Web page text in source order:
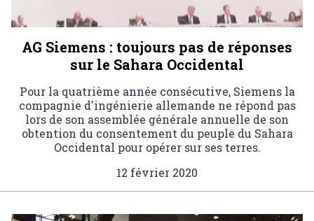
AG Siemens : toujours pas de réponses
sur le Sahara Occidental
Pour la quatrième année consécutive, Siemens la
compagnie d'ingénierie allemande ne répond pas
lors de son assemblée générale annuelle de son
obtention du consentement du peuple du Sahara
Occidental pour opérer sur ses terres.
12 février 2020